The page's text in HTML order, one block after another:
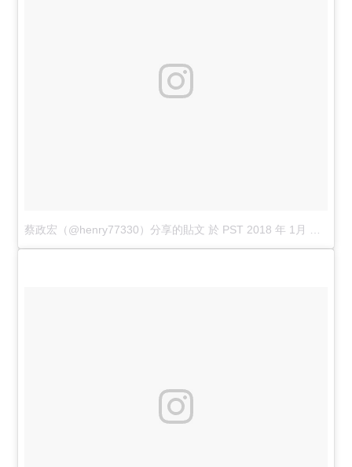
蔡政宏（@henry77330）分享的貼文 於 PST 2018 年 1月 月 10 日 6:43 下午